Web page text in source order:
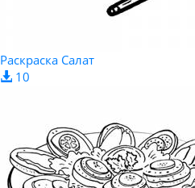
Раскраска Салат
10